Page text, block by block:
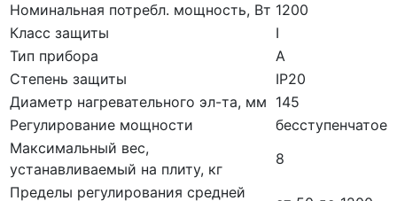
Номинальная потребл. мощность, Вт 1200
Класс защиты
I
Тип прибора
А
Степень защиты
IP20
Диаметр нагревательного эл-та, мм 145
Регулирование мощности
бесступенчатое
Максимальный вес,
устанавливаемый на плиту, кг
8
Пределы регулирования средней